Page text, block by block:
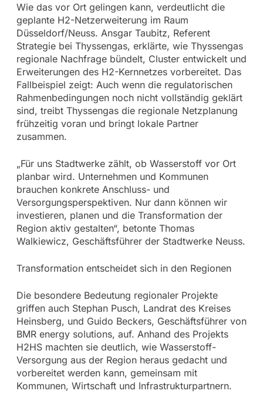
Wie das vor Ort gelingen kann, verdeutlicht die
geplante H2-Netzerweiterung im Raum
Düsseldorf/Neuss. Ansgar Taubitz, Referent
Strategie bei Thyssengas, erklärte, wie Thyssengas
regionale Nachfrage bündelt, Cluster entwickelt und
Erweiterungen des H2-Kernnetzes vorbereitet. Das
Fallbeispiel zeigt: Auch wenn die regulatorischen
Rahmenbedingungen noch nicht vollständig geklärt
sind, treibt Thyssengas die regionale Netzplanung
frühzeitig voran und bringt lokale Partner
zusammen.
„Für uns Stadtwerke zählt, ob Wasserstoff vor Ort
planbar wird. Unternehmen und Kommunen
brauchen konkrete Anschluss- und
Versorgungsperspektiven. Nur dann können wir
investieren, planen und die Transformation der
Region aktiv gestalten“, betonte Thomas
Walkiewicz, Geschäftsführer der Stadtwerke Neuss.
Transformation entscheidet sich in den Regionen
Die besondere Bedeutung regionaler Projekte
griffen auch Stephan Pusch, Landrat des Kreises
Heinsberg, und Guido Beckers, Geschäftsführer von
BMR energy solutions, auf. Anhand des Projekts
H2HS machten sie deutlich, wie Wasserstoff-
Versorgung aus der Region heraus gedacht und
vorbereitet werden kann, gemeinsam mit
Kommunen, Wirtschaft und Infrastrukturpartnern.